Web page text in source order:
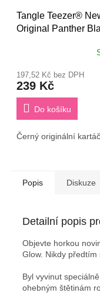
Tangle Teezer®
Original Panther
197,52 Kč bez DPH
239 Kč
Do košíku
Černý originální kartáč
Popis Diskuze
Detailní popis
Objevte horkou
Glow. Nikdy předtím
Byl vyvinut
ohebným štětinám